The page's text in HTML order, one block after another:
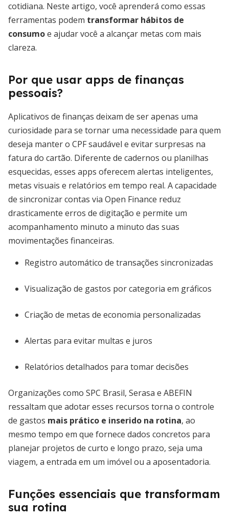
cotidiana. Neste artigo, você aprenderá como essas
ferramentas podem transformar hábitos de
consumoe ajudar você a alcançar metas com mais
clareza.
Por que usar apps de finanças
pessoais?
Aplicativos de finanças deixam de ser apenas uma
curiosidade para se tornar uma necessidade para quem
deseja manter o CPF saudável e evitar surpresas na
fatura do cartão. Diferente de cadernos ou planilhas
esquecidas, esses apps oferecem alertas inteligentes,
metas visuais e relatórios em tempo real. A capacidade
de sincronizar contas via Open Finance reduz
drasticamente erros de digitação e permite um
acompanhamento minuto a minuto das suas
movimentações financeiras.
Registro automático de transações sincronizadas
Visualização de gastos por categoria em gráficos
Criação de metas de economia personalizadas
Alertas para evitar multas e juros
Relatórios detalhados para tomar decisões
Organizações como SPC Brasil, Serasa e ABEFIN
ressaltam que adotar esses recursos torna o controle
de gastos mais prático e inserido na rotina, ao
mesmo tempo em que fornece dados concretos para
planejar projetos de curto e longo prazo, seja uma
viagem, a entrada em um imóvel ou a aposentadoria.
Funções essenciais que transformam
sua rotina